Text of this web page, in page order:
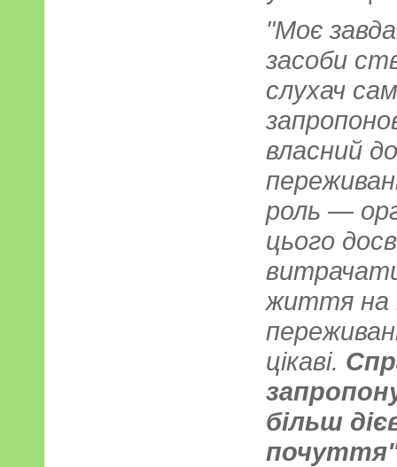
"Моє
засоби
слухач
власний
роль —
цього
життя на
цікаві.
більш